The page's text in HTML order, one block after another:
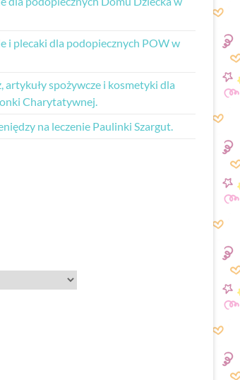
i plecaki dla podopiecznych POW w
artykuły spożywcze i kosmetyki dla
Charytatywnej.
na leczenie Paulinki Szargut.